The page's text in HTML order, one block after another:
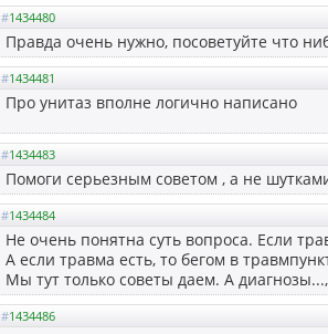
#1434480
Правда очень нужно, посоветуйте что
#1434481
Про унитаз вполне логично написано
#1434483
Помоги серьезным советом , а не
#1434484
Не очень понятна суть вопроса. Если
А если травма есть, то бегом в
Мы тут только советы даем. А
#1434486